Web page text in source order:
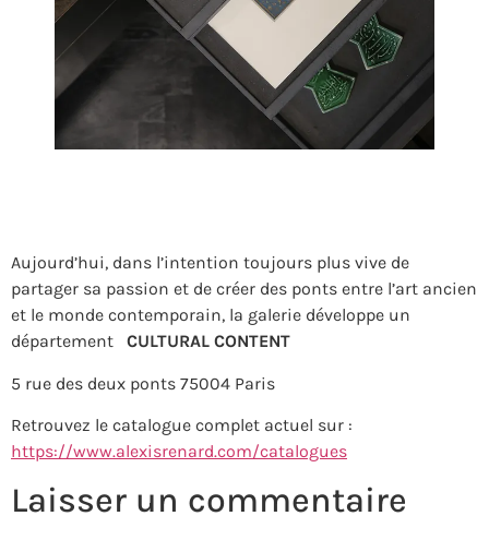
Aujourd’hui, dans l’intention toujours plus vive de
partager sa passion et de créer des ponts entre l’art ancien
et le monde contemporain, la galerie développe un
département CULTURAL CONTENT
5 rue des deux ponts 75004 Paris
Retrouvez le catalogue complet actuel sur :
https://www.alexisrenard.com/catalogues
Laisser un commentaire